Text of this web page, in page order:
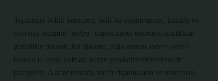
Toplumun belirli kesimleri, belli bir yaşam tarzını, kimliği ve
davranış biçimini “doğru” olarak kabul ederken, farklılıklar
genellikle dışlanır. Bu dışlama, çoğu zaman sadece sosyal
baskılarla sınırlı kalmaz; bazen yasal düzenlemelerle de
pekiştirilir. Akmar baskını, bu tür dışlamaların ve normların